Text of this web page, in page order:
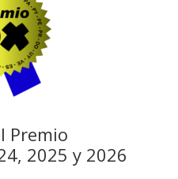
Premio
2025 y 2026